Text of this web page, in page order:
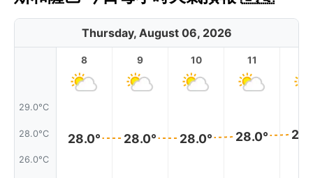
Thursday, August 06, 2026
29.0°C
28.0°C
26.0°C
8
28.0°
9
28.0°
10
28.0°
11
28.0°